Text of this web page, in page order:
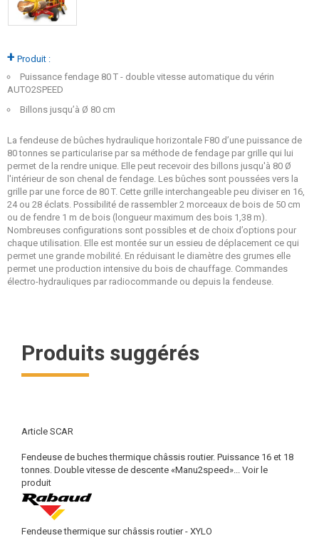
+ Produit :
Puissance fendage 80 T - double vitesse automatique du vérin
AUTO2SPEED
Billons jusqu’à Ø 80 cm
La fendeuse de bûches hydraulique horizontale F80 d’une puissance de
80 tonnes se particularise par sa méthode de fendage par grille qui lui
permet de la rendre unique. Elle peut recevoir des billons jusqu'à 80 Ø
l'intérieur de son chenal de fendage. Les bûches sont poussées vers la
grille par une force de 80 T. Cette grille interchangeable peu diviser en 16,
24 ou 28 éclats. Possibilité de rassembler 2 morceaux de bois de 50 cm
ou de fendre 1 m de bois (longueur maximum des bois 1,38 m).
Nombreuses configurations sont possibles et de choix d’options pour
chaque utilisation. Elle est montée sur un essieu de déplacement ce qui
permet une grande mobilité. En réduisant le diamètre des grumes elle
permet une production intensive du bois de chauffage. Commandes
électro-hydrauliques par radiocommande ou depuis la fendeuse.
Produits suggérés
Article SCAR
Fendeuse de buches thermique châssis routier. Puissance 16 et 18
tonnes. Double vitesse de descente «Manu2speed»... Voir le
produit
Fendeuse thermique sur châssis routier - XYLO